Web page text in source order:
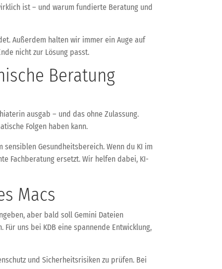
ist – und warum fundierte Beratung und
Außerdem halten wir immer ein Auge auf
nicht zur Lösung passt.
Beratung
ausgab – und das ohne Zulassung.
Folgen haben kann.
Gesundheitsbereich. Wenn du KI im
Fachberatung ersetzt. Wir helfen dabei, KI-
Macs
aber bald soll Gemini Dateien
uns bei KDB eine spannende Entwicklung,
und Sicherheitsrisiken zu prüfen. Bei